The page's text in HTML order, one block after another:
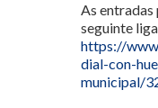
As entradas
seguinte
https://
dial-con-
municipal/